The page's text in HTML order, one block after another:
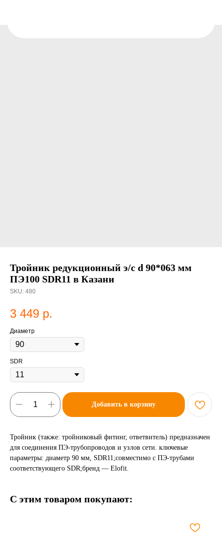
Тройник редукционный э/с d 90*063 мм
ПЭ100 SDR11 в Казани
SKU: 480
3 449 р.
Диаметр
SDR
Добавить в корзину
Тройник (также: тройниковый фитинг, ответвитель) предназначен
для соединения ПЭ-трубопроводов и узлов сети. ключевые
параметры: диаметр 90 мм, SDR11;совместимо с ПЭ-трубами
соответствующего SDR;бренд — Elofit.
С этим товаром покупают: